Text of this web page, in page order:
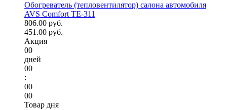
Обогреватель (тепловентилятор) салона автомобиля
AVS Comfort TE-311
806.00 руб.
451.00 руб.
Акция
00
дней
00
:
00
00
Товар дня